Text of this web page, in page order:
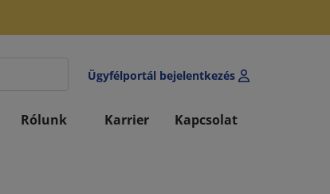
Ügyfélportál bejelentkezés
Rólunk Karrier Kapcsolat